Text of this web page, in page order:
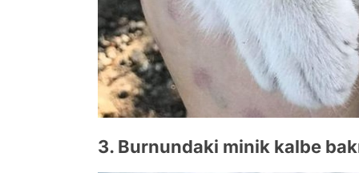
3. Burnundaki minik kalbe